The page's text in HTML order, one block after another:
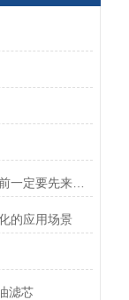
不锈钢液压滤芯在使用前一定要先来了解下这些
的应用场景
滤芯